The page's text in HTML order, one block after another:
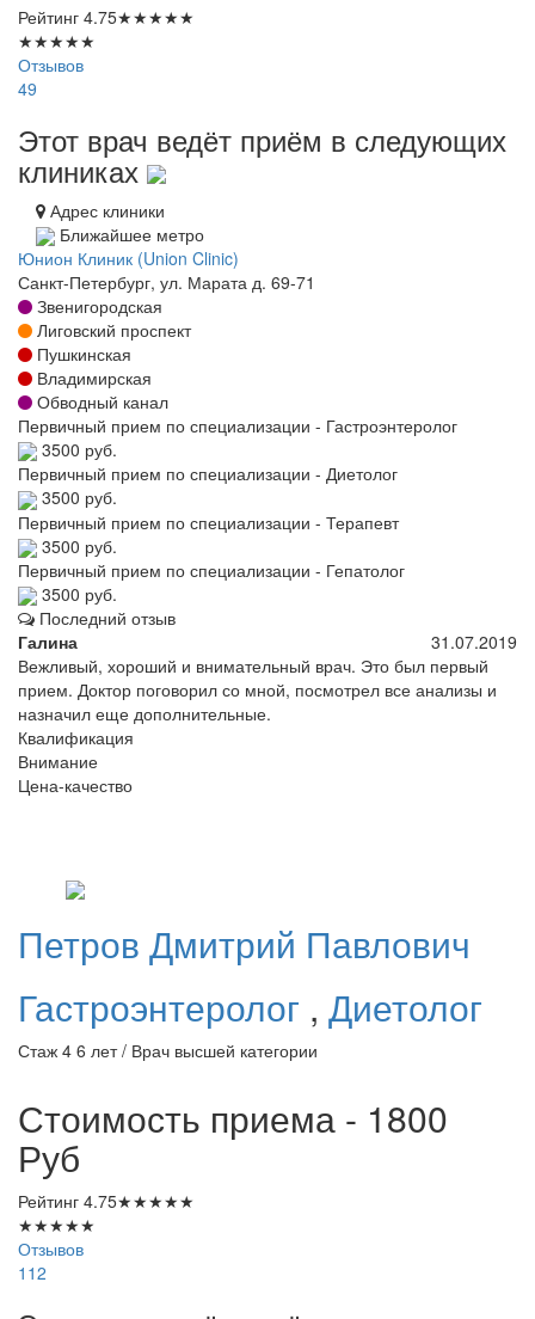
Рейтинг 4.75★★★★★
★★★★★
Отзывов
49
Этот врач ведёт приём в следующих
клиниках
Адрес клиники
Ближайшее метро
Юнион Клиник (Union Clinic)
Санкт-Петербург, ул. Марата д. 69-71
Звенигородская
Лиговский проспект
Пушкинская
Владимирская
Обводный канал
Первичный прием по специализации - Гастроэнтеролог
3500 руб.
Первичный прием по специализации - Диетолог
3500 руб.
Первичный прием по специализации - Терапевт
3500 руб.
Первичный прием по специализации - Гепатолог
3500 руб.
Последний отзыв
Галина
31.07.2019
Вежливый, хороший и внимательный врач. Это был первый
прием. Доктор поговорил со мной, посмотрел все анализы и
назначил еще дополнительные.
Квалификация
Внимание
Цена-качество
Петров Дмитрий Павлович
Гастроэнтеролог , Диетолог
Стаж 4 6 лет / Врач высшей категории
Стоимость приема - 1800
Руб
Рейтинг 4.75★★★★★
★★★★★
Отзывов
112